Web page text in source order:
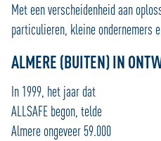
Met een verscheidenheid aan
particulieren, kleine ondernemers
ALMERE (BUITEN) IN
In 1999, het jaar dat
ALLSAFE begon, telde
Almere ongeveer 59.000